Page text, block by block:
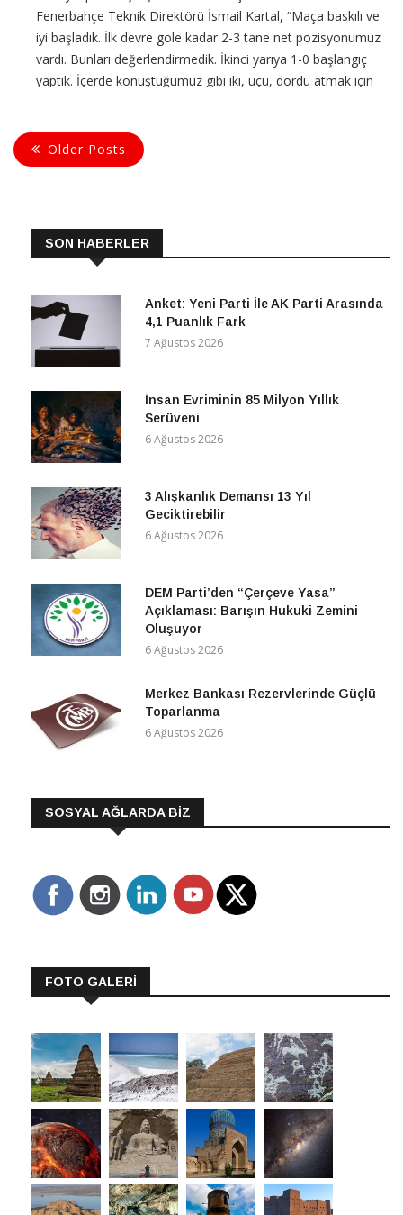
Fenerbahçe Teknik Direktörü İsmail Kartal, “Maça baskılı ve
iyi başladık. İlk devre gole kadar 2-3 tane net pozisyonumuz
vardı. Bunları değerlendirmedik. İkinci yarıya 1-0 başlangıç
yaptık. İçerde konuştuğumuz gibi iki, üçü, dördü atmak için
CONTINUE READING
Older Posts
SON HABERLER
Anket: Yeni Parti İle AK Parti Arasında
4,1 Puanlık Fark
7 Ağustos 2026
İnsan Evriminin 85 Milyon Yıllık
Serüveni
6 Ağustos 2026
3 Alışkanlık Demansı 13 Yıl
Geciktirebilir
6 Ağustos 2026
DEM Parti’den “Çerçeve Yasa”
Açıklaması: Barışın Hukuki Zemini
Oluşuyor
6 Ağustos 2026
Merkez Bankası Rezervlerinde Güçlü
Toparlanma
6 Ağustos 2026
SOSYAL AĞLARDA BİZ
FOTO GALERİ